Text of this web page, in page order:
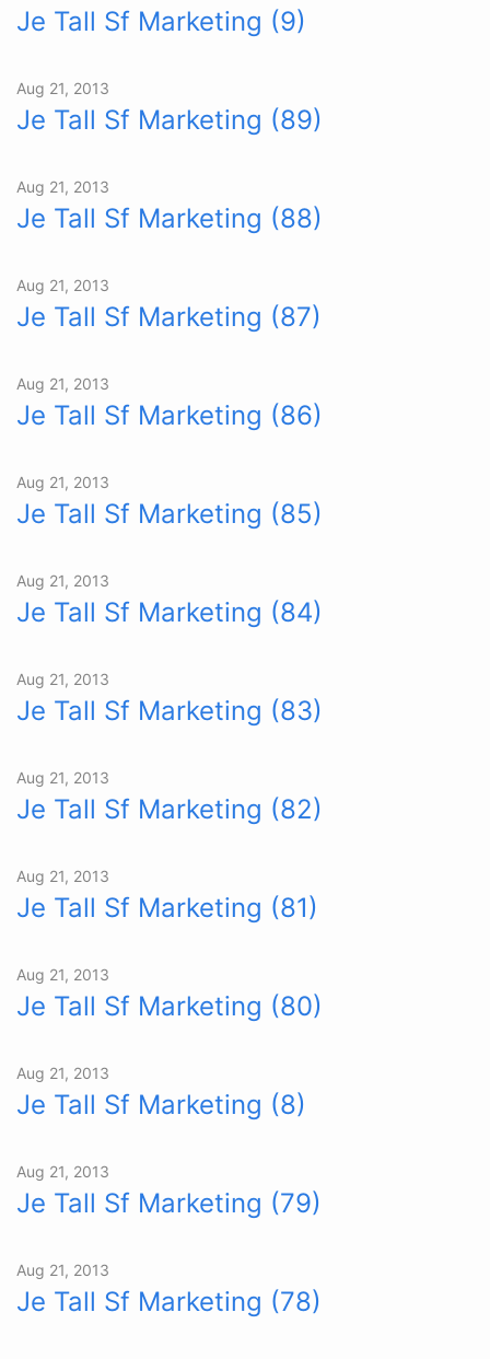
Je Tall Sf Marketing (9)
Aug 21, 2013
Je Tall Sf Marketing (89)
Aug 21, 2013
Je Tall Sf Marketing (88)
Aug 21, 2013
Je Tall Sf Marketing (87)
Aug 21, 2013
Je Tall Sf Marketing (86)
Aug 21, 2013
Je Tall Sf Marketing (85)
Aug 21, 2013
Je Tall Sf Marketing (84)
Aug 21, 2013
Je Tall Sf Marketing (83)
Aug 21, 2013
Je Tall Sf Marketing (82)
Aug 21, 2013
Je Tall Sf Marketing (81)
Aug 21, 2013
Je Tall Sf Marketing (80)
Aug 21, 2013
Je Tall Sf Marketing (8)
Aug 21, 2013
Je Tall Sf Marketing (79)
Aug 21, 2013
Je Tall Sf Marketing (78)